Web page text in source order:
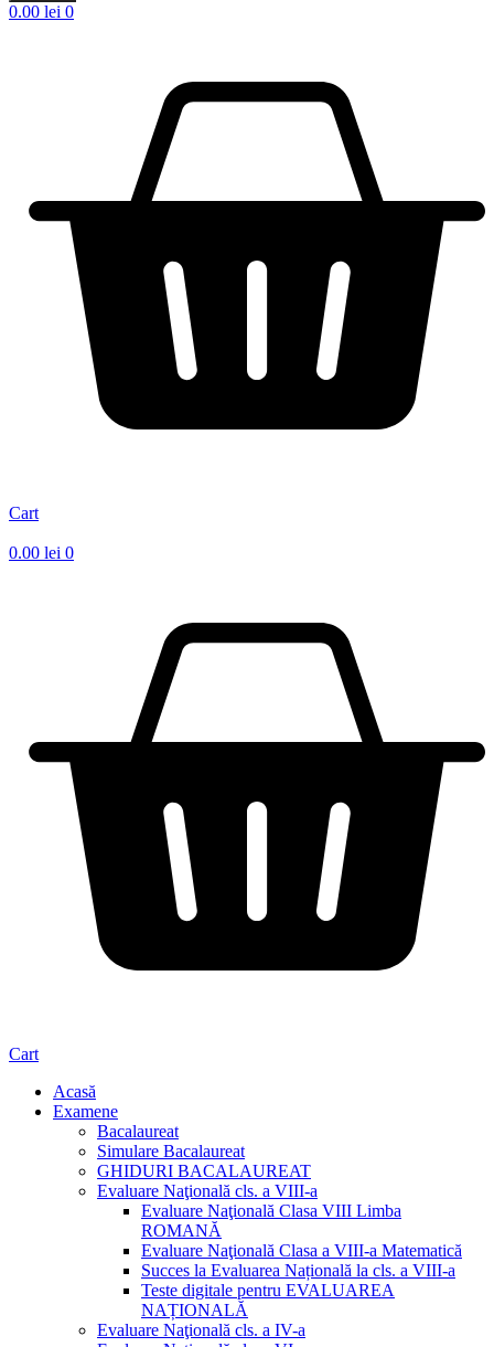
0.00 lei 0
Cart
0.00 lei 0
Cart
Acasă
Examene
Bacalaureat
Simulare Bacalaureat
GHIDURI BACALAUREAT
Evaluare Naţională cls. a VIII-a
Evaluare Naţională Clasa VIII Limba
ROMANĂ
Evaluare Naţională Clasa a VIII-a Matematică
Succes la Evaluarea Națională la cls. a VIII-a
Teste digitale pentru EVALUAREA
NAȚIONALĂ
Evaluare Naţională cls. a IV-a